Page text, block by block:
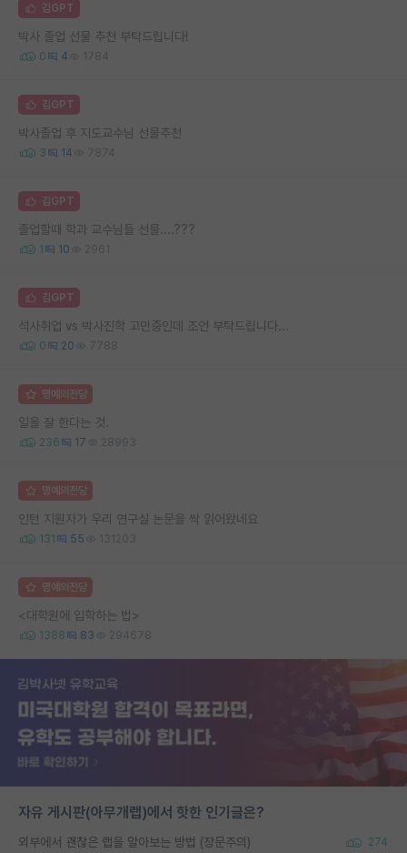
김GPT
박사 졸업 선물 추천 부탁드립니다!
0 4 1784
김GPT
박사졸업 후 지도교수님 선물추천
3 14 7874
김GPT
졸업할때 학과 교수님들 선물....???
1 10 2961
김GPT
석사취업 vs 박사진학 고민중인데 조언 부탁드립니다...
0 20 7788
명예의전당
일을 잘 한다는 것.
236 17 28993
명예의전당
인턴 지원자가 우리 연구실 논문을 싹 읽어왔네요
131 55 131203
명예의전당
<대학원에 입학하는 법>
1388 83 294678
자유 게시판(아무개랩)에서 핫한 인기글은?
외부에서 괜찮은 랩을 알아보는 방법 (장문주의) 274